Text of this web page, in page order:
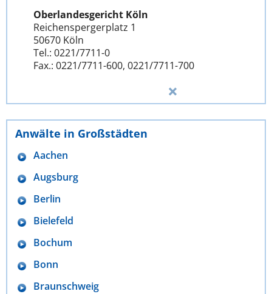
Oberlandesgericht Köln
Reichenspergerplatz 1
50670 Köln
Tel.: 0221/7711-0
Fax.: 0221/7711-600, 0221/7711-700
Anwälte in Großstädten
Aachen
Augsburg
Berlin
Bielefeld
Bochum
Bonn
Braunschweig